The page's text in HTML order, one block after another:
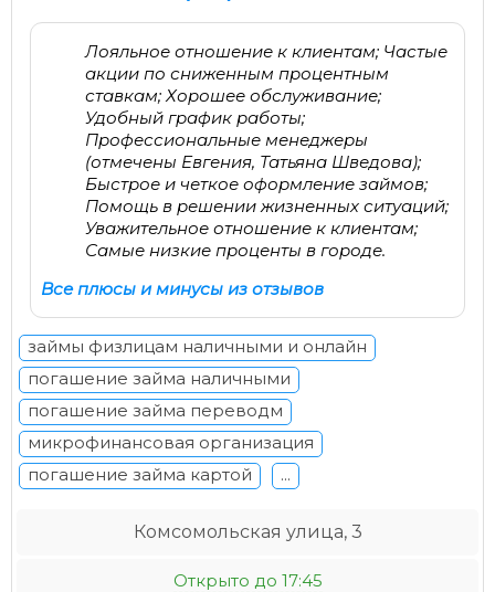
Лояльное отношение к клиентам; Частые
акции по сниженным процентным
ставкам; Хорошее обслуживание;
Удобный график работы;
Профессиональные менеджеры
(отмечены Евгения, Татьяна Шведова);
Быстрое и четкое оформление займов;
Помощь в решении жизненных ситуаций;
Уважительное отношение к клиентам;
Самые низкие проценты в городе.
Все плюсы и минусы из отзывов
займы физлицам наличными и онлайн
погашение займа наличными
погашение займа переводм
микрофинансовая организация
погашение займа картой
...
Комсомольская улица, 3
Открыто до 17:45